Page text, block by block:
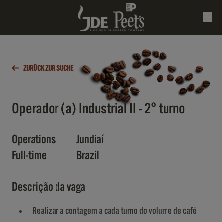
ZURÜCK ZUR SUCHE
Operador (a) Industrial II - 2° turno
Operations
Jundiaí
Full-time
Brazil
Descrição da vaga
Realizar a contagem a cada turno do volume de café